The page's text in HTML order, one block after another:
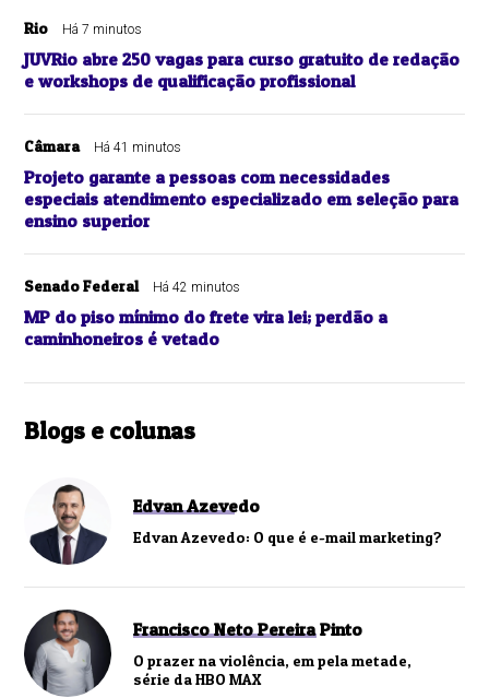
Rio Há 7 minutos
JUVRio abre 250 vagas para curso gratuito de redação
e workshops de qualificação profissional
Câmara Há 41 minutos
Projeto garante a pessoas com necessidades
especiais atendimento especializado em seleção para
ensino superior
Senado Federal Há 42 minutos
MP do piso mínimo do frete vira lei; perdão a
caminhoneiros é vetado
Blogs e colunas
Edvan Azevedo
Edvan Azevedo: O que é e-mail marketing?
Francisco Neto Pereira Pinto
O prazer na violência, em pela metade,
série da HBO MAX